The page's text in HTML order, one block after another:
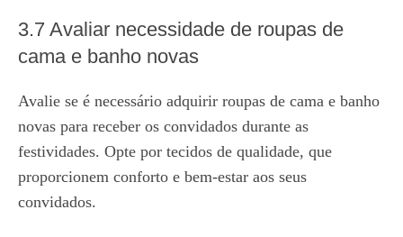
3.7 Avaliar necessidade de roupas de
cama e banho novas
Avalie se é necessário adquirir roupas de cama e banho
novas para receber os convidados durante as
festividades. Opte por tecidos de qualidade, que
proporcionem conforto e bem-estar aos seus
convidados.